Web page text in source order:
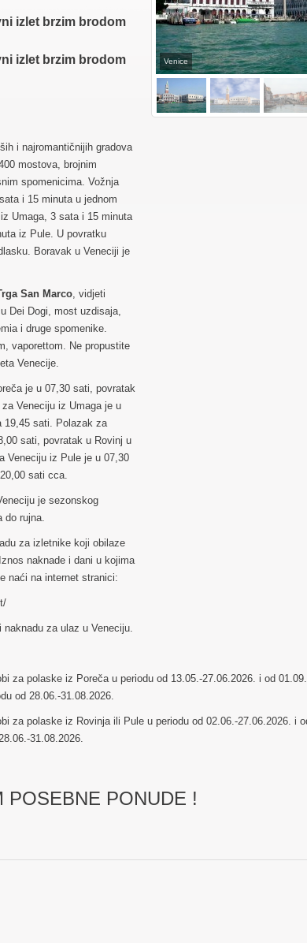
izlet brzim brodom
izlet brzim brodom
i najromantičnijih gradova
mostova, brojnim
spomenicima. Vožnja
i 15 minuta u jednom
Umaga, 3 sata i 15 minuta
iz Pule. U povratku
Boravak u Veneciji je
San Marco, vidjeti
Dei Dogi, most uzdisaja,
i druge spomenike.
vaporettom. Ne propustite
Venecije.
je u 07,30 sati, povratak
Veneciju iz Umaga je u
19,45 sati. Polazak za
sati, povratak u Rovinj u
Veneciju iz Pule je u 07,30
sati cca.
je sezonskog
do rujna.
za izletnike koji obilaze
naknade i dani u kojima
naći na internet stranici:
za ulaz u Veneciju.
Venice
za polaske iz Poreča u periodu od 13.05.-27.06.2026. i od
od 28.06.-31.08.2026.
za polaske iz Rovinja ili Pule u periodu od 02.06.-27.06.2026. i
31.08.2026.
POSEBNE PONUDE !